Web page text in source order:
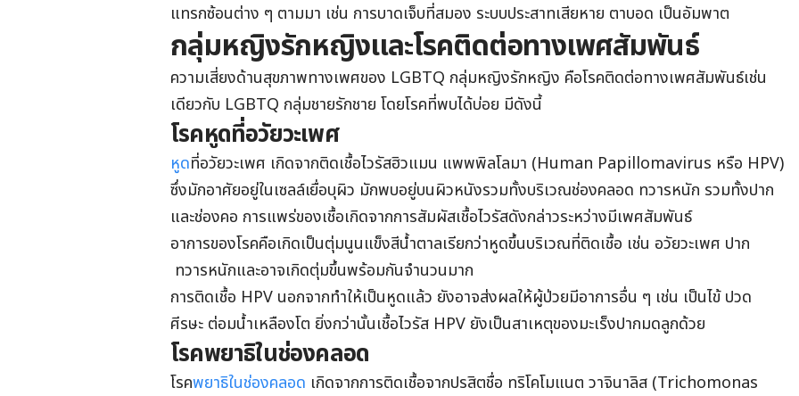
แทรกซ้อนต่าง ๆ ตามมา เช่น การบาดเจ็บที่สมอง ระบบประสาทเสียหาย ตาบอด เป็นอัมพาต
กลุ่มหญิงรักหญิงและโรคติดต่อทางเพศสัมพันธ์
ความเสี่ยงด้านสุขภาพทางเพศของ LGBTQ กลุ่มหญิงรักหญิง คือโรคติดต่อทางเพศสัมพันธ์เช่น
เดียวกับ LGBTQ กลุ่มชายรักชาย โดยโรคที่พบได้บ่อย มีดังนี้
โรคหูดที่อวัยวะเพศ
หูดที่อวัยวะเพศ เกิดจากติดเชื้อไวรัสฮิวแมน แพพพิลโลมา (Human Papillomavirus หรือ HPV)
ซึ่งมักอาศัยอยู่ในเซลล์เยื่อบุผิว มักพบอยู่บนผิวหนังรวมทั้งบริเวณช่องคลอด ทวารหนัก รวมทั้งปาก
และช่องคอ การแพร่ของเชื้อเกิดจากการสัมผัสเชื้อไวรัสดังกล่าวระหว่างมีเพศสัมพันธ์
อาการของโรคคือเกิดเป็นตุ่มนูนแข็งสีน้ำตาลเรียกว่าหูดขึ้นบริเวณที่ติดเชื้อ เช่น อวัยวะเพศ ปาก
ทวารหนักและอาจเกิดตุ่มขึ้นพร้อมกันจำนวนมาก
การติดเชื้อ HPV นอกจากทำให้เป็นหูดแล้ว ยังอาจส่งผลให้ผู้ป่วยมีอาการอื่น ๆ เช่น เป็นไข้ ปวด
ศีรษะ ต่อมน้ำเหลืองโต ยิ่งกว่านั้นเชื้อไวรัส HPV ยังเป็นสาเหตุของมะเร็งปากมดลูกด้วย
โรคพยาธิในช่องคลอด
โรคพยาธิในช่องคลอด เกิดจากการติดเชื้อจากปรสิตชื่อ ทริโคโมแนต วาจินาลิส (Trichomonas